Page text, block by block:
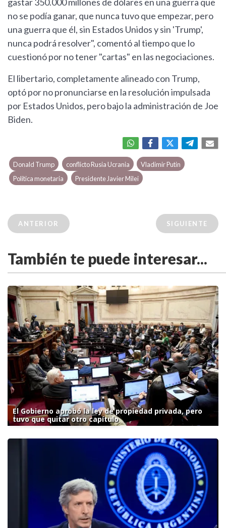
gastar 350.000 millones de dólares en una guerra que
no se podía ganar, que nunca tuvo que empezar, pero
una guerra que él, sin Estados Unidos y sin 'Trump',
nunca podrá resolver", comentó al tiempo que lo
cuestionó por no tener "cartas" en las negociaciones.
El libertario, completamente alineado con Trump,
optó por no pronunciarse en la resolución impulsada
por Estados Unidos, pero bajo la administración de Joe
Biden.
Donald Trump conflicto Rusia Ucrania
Vladimir Putin
Política monetaria
Presidente Javier Milei
ANTERIOR SIGUIENTE
También te puede interesar...
El Gobierno aprobó la ley de propiedad privada, pero
tuvo que quitar otro capítulo